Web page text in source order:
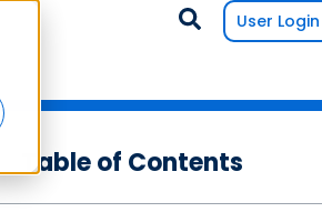
User Login
Table of Contents